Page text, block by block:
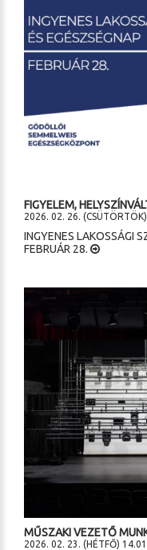
FIGYELEM,
2026. 02. 26.
INGYENES LAKOSSÁGI
FEBRUÁR 28.
MŰSZAKI VEZETŐ
2026. 02. 23. (HÉTFŐ) 14.01